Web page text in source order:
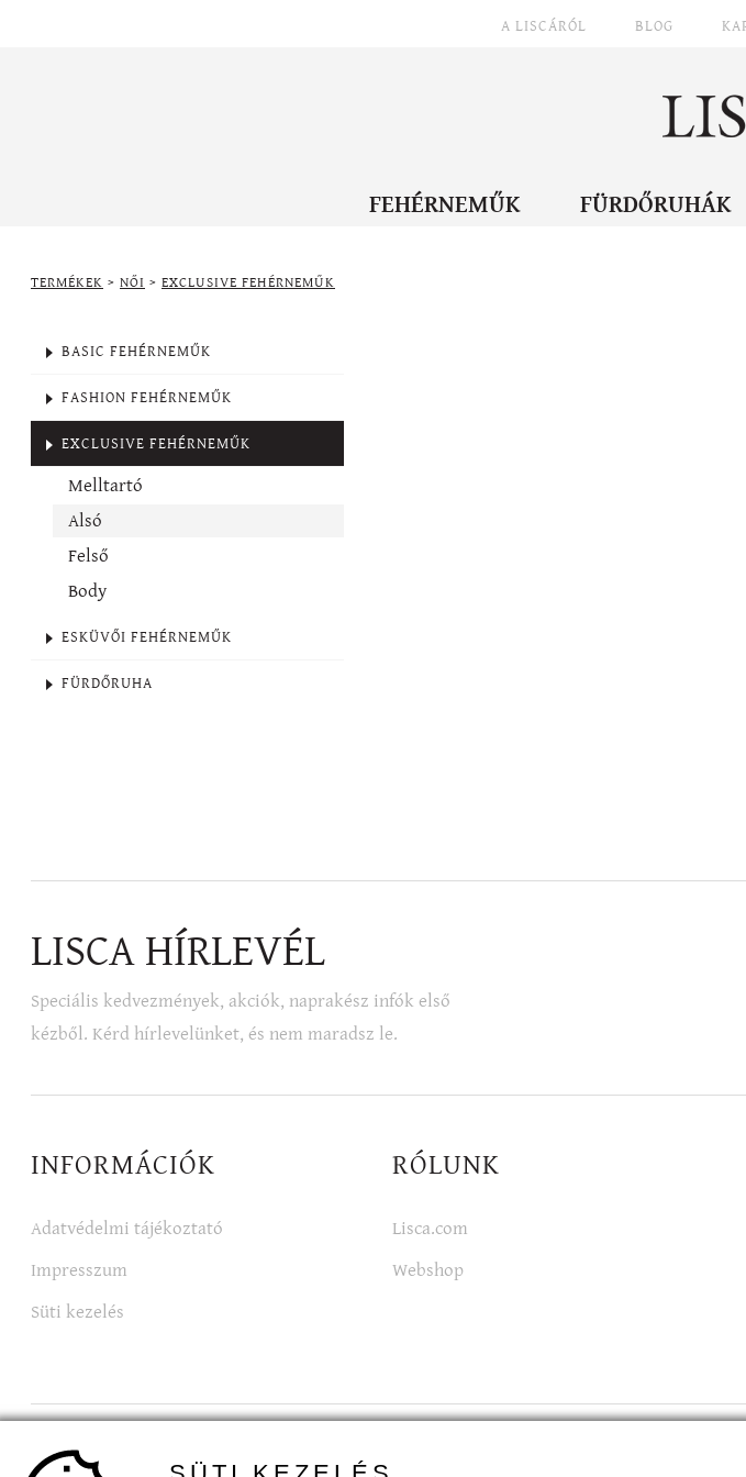
A LISCÁRÓL BLOG
FEHÉRNEMŰK FÜRDŐRUHÁK
TERMÉKEK > NŐI > EXCLUSIVE FEHÉRNEMŰK
BASIC FEHÉRNEMŰK
FASHION FEHÉRNEMŰK
EXCLUSIVE FEHÉRNEMŰK
Melltartó
Alsó
Felső
Body
ESKÜVŐI FEHÉRNEMŰK
FÜRDŐRUHA
LISCA HÍRLEVÉL
Speciális kedvezmények, akciók, naprakész infók első
kézből. Kérd hírlevelünket, és nem maradsz le.
INFORMÁCIÓK
Adatvédelmi tájékoztató
Impresszum
Süti kezelés
RÓLUNK
Lisca.com
Webshop